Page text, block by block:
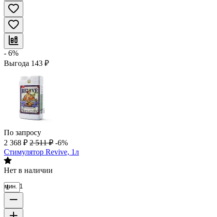
- 6%
Выгода 143 ₽
По запросу
2 368 ₽ 2 511 ₽ -6%
Стимулятор Revive, 1л
Нет в наличии
мин. 1